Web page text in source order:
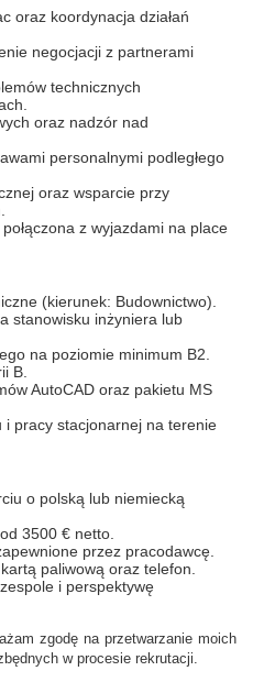
oraz koordynacja działań
negocjacji z partnerami
technicznych
oraz nadzór nad
personalnymi podległego
oraz wsparcie przy
z wyjazdami na place
(kierunek: Budownictwo).
stanowisku inżyniera lub
na poziomie minimum B2.
B.
AutoCAD oraz pakietu MS
i pracy stacjonarnej na terenie
o polską lub niemiecką
3500 € netto.
przez pracodawcę.
paliwową oraz telefon.
i perspektywę
zgodę na przetwarzanie moich
w procesie rekrutacji.